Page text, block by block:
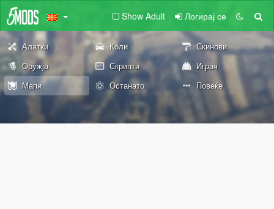
Show Adult Логирај се
Алатки Коли
Скинови
Оружја
Скрипти
Играч
Мапи
Останато Повеќе